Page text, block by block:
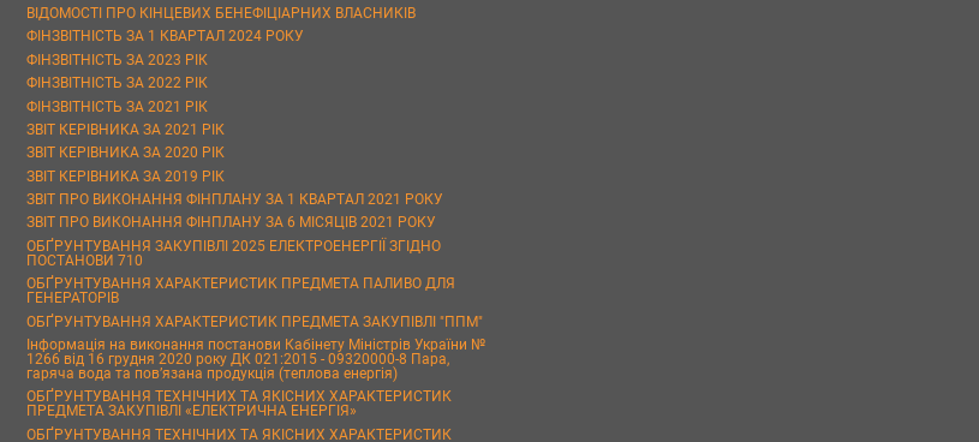
ВІДОМОСТІ ПРО КІНЦЕВИХ БЕНЕФІЦІАРНИХ ВЛАСНИКІВ
ФІНЗВІТНІСТЬ ЗА 1 КВАРТАЛ 2024 РОКУ
ФІНЗВІТНІСТЬ ЗА 2023 РІК
ФІНЗВІТНІСТЬ ЗА 2022 РІК
ФІНЗВІТНІСТЬ ЗА 2021 РІК
ЗВІТ КЕРІВНИКА ЗА 2021 РІК
ЗВІТ КЕРІВНИКА ЗА 2020 РІК
ЗВІТ КЕРІВНИКА ЗА 2019 РІК
ЗВІТ ПРО ВИКОНАННЯ ФІНПЛАНУ ЗА 1 КВАРТАЛ 2021 РОКУ
ЗВІТ ПРО ВИКОНАННЯ ФІНПЛАНУ ЗА 6 МІСЯЦІВ 2021 РОКУ
ОБҐРУНТУВАННЯ ЗАКУПІВЛІ 2025 ЕЛЕКТРОЕНЕРГІЇ ЗГІДНО
ПОСТАНОВИ 710
ОБҐРУНТУВАННЯ ХАРАКТЕРИСТИК ПРЕДМЕТА ПАЛИВО ДЛЯ
ГЕНЕРАТОРІВ
ОБҐРУНТУВАННЯ ХАРАКТЕРИСТИК ПРЕДМЕТА ЗАКУПІВЛІ "ППМ"
Інформація на виконання постанови Кабінету Міністрів України №
1266 від 16 грудня 2020 року ДК 021:2015 - 09320000-8 Пара,
гаряча вода та пов’язана продукція (теплова енергія)
ОБҐРУНТУВАННЯ ТЕХНІЧНИХ ТА ЯКІСНИХ ХАРАКТЕРИСТИК
ПРЕДМЕТА ЗАКУПІВЛІ «ЕЛЕКТРИЧНА ЕНЕРГІЯ»
ОБҐРУНТУВАННЯ ТЕХНІЧНИХ ТА ЯКІСНИХ ХАРАКТЕРИСТИК